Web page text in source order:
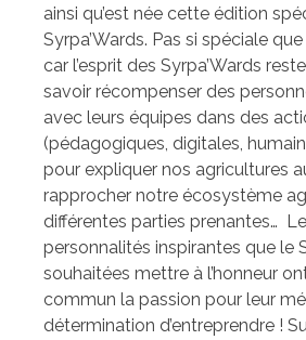
ainsi qu’est née cette édition
Syrpa’Wards. Pas si spéciale que
car l’esprit des Syrpa’Wards
savoir récompenser des
avec leurs équipes dans des
(pédagogiques, digitales,
pour expliquer nos agricultures
rapprocher notre écosystème
différentes parties prenantes…
personnalités inspirantes que le
souhaitées mettre à l’honneur
commun la passion pour leur
détermination d’entreprendre !